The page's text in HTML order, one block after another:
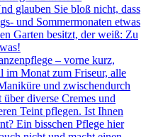
glauben Sie bloß nicht, dass
und Sommermonaten etwas
Garten besitzt, der weiß: Zu
– vorne kurz,
im Monat zum Friseur, alle
und zwischendurch
diverse Cremes und
Teint pflegen. Ist Ihnen
Ein bisschen Pflege hier